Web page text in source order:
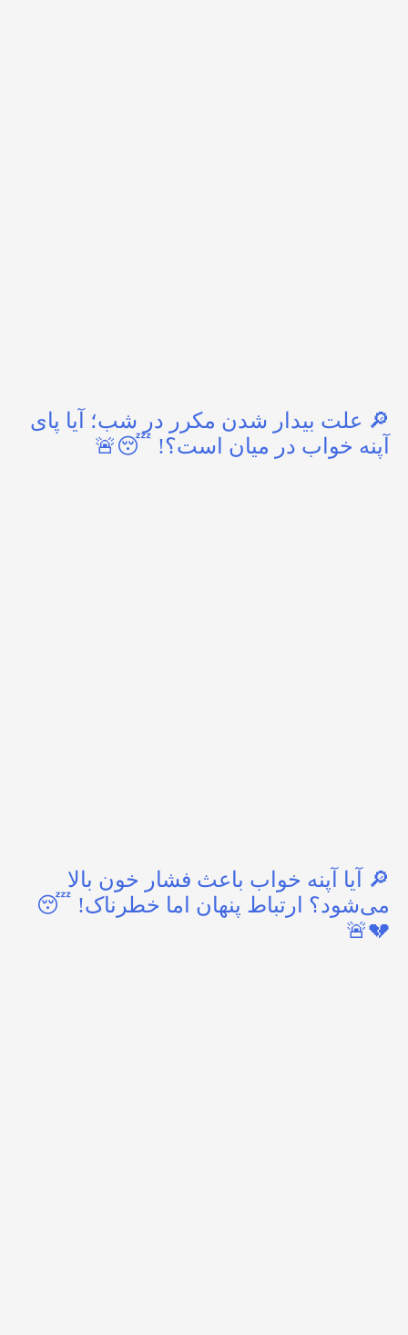
🔎 علت بیدار شدن مکرر در شب؛ آیا پای
آپنه خواب در میان است؟! 😴🚨
🔎 آیا آپنه خواب باعث فشار خون بالا
می‌شود؟ ارتباط پنهان اما خطرناک! 😴
💔🚨